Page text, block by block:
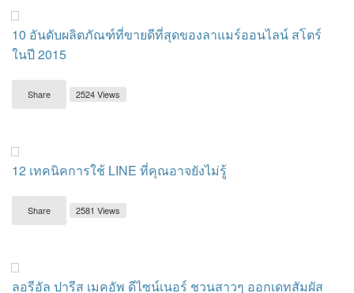
10 อันดับผลิตภัณฑ์ที่ขายดีที่สุดของลาแมร์ออนไลน์ สโตร์
ในปี 2015
Share 2524 Views
12 เทคนิคการใช้ LINE ที่คุณอาจยังไม่รู้
Share 2581 Views
ลอรีอัล ปารีส เมคอัพ ดีไซน์เนอร์ ชวนสาวๆ ออกเดทสัมผัส